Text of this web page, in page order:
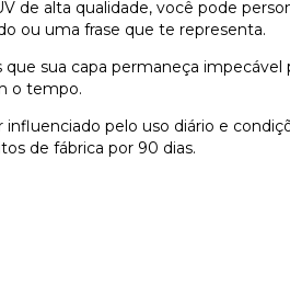
alta qualidade, você pode
ou uma frase que te representa.
sua capa permaneça
o tempo.
pelo uso diário e
de fábrica por 90 dias.